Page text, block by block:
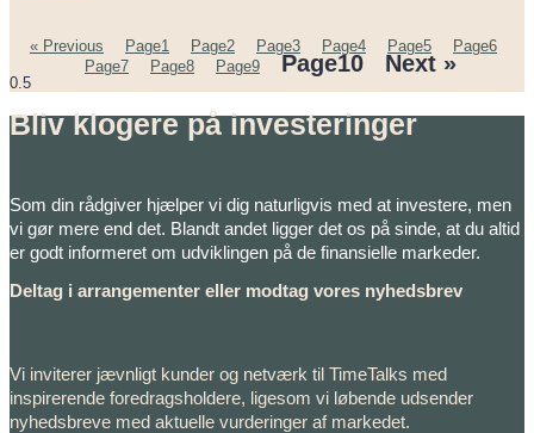
« Previous Page1 Page2 Page3 Page4 Page5 Page6
Page7 Page8 Page9 Page10 Next »
Bliv klogere på investeringer
Som din rådgiver hjælper vi dig naturligvis med at investere, men
vi gør mere end det. Blandt andet ligger det os på sinde, at du altid
er godt informeret om udviklingen på de finansielle markeder.
Deltag i arrangementer eller modtag vores nyhedsbrev
Vi inviterer jævnligt kunder og netværk til TimeTalks med
inspirerende foredragsholdere, ligesom vi løbende udsender
nyhedsbreve med aktuelle vurderinger af markedet.